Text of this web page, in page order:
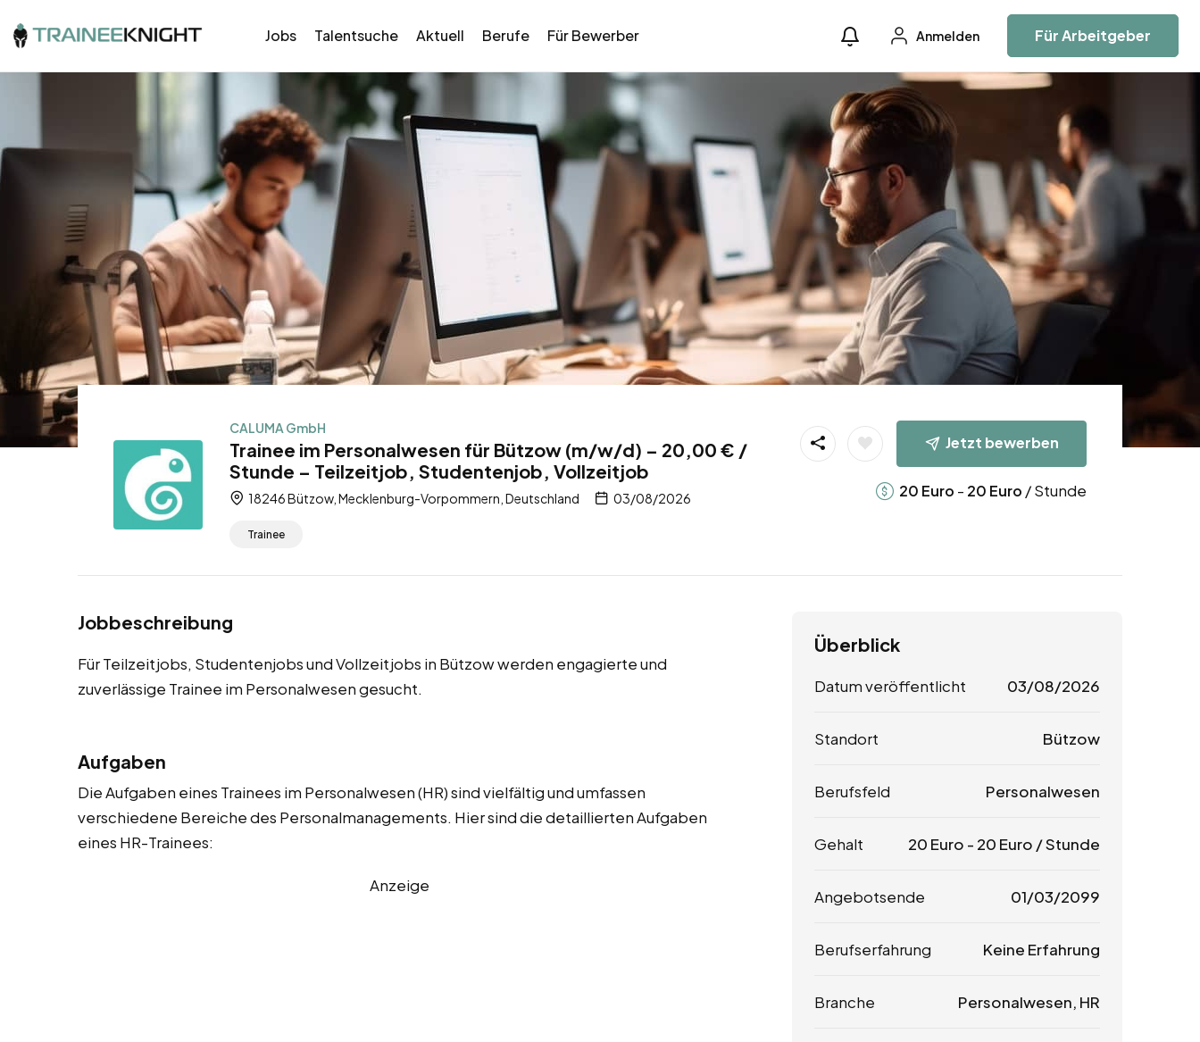
Jobs Talentsuche Aktuell Berufe Für Bewerber Anmelden Für Arbeitgeber
CALUMA GmbH
Trainee im Personalwesen für Bützow (m/w/d) – 20,00 € /
Stunde – Teilzeitjob, Studentenjob, Vollzeitjob
18246 Bützow, Mecklenburg-Vorpommern, Deutschland 03/08/2026
Trainee
Jetzt bewerben
20 Euro - 20 Euro / Stunde
Jobbeschreibung
Für Teilzeitjobs, Studentenjobs und Vollzeitjobs in Bützow werden engagierte und
zuverlässige Trainee im Personalwesen gesucht.
Aufgaben
Die Aufgaben eines Trainees im Personalwesen (HR) sind vielfältig und umfassen
verschiedene Bereiche des Personalmanagements. Hier sind die detaillierten Aufgaben
eines HR-Trainees:
Anzeige
Überblick
Datum veröffentlicht 03/08/2026
Standort Bützow
Berufsfeld Personalwesen
Gehalt 20 Euro - 20 Euro / Stunde
Angebotsende 01/03/2099
Berufserfahrung Keine Erfahrung
Branche Personalwesen, HR